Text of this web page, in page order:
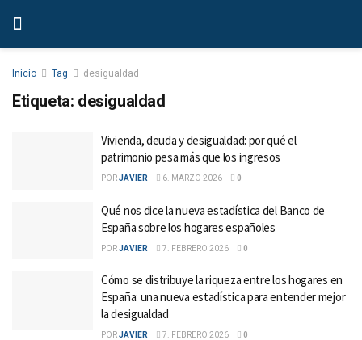
Inicio Tag desigualdad
Etiqueta: desigualdad
Vivienda, deuda y desigualdad: por qué el
patrimonio pesa más que los ingresos
PORJAVIER 6. MARZO 2026 0
Qué nos dice la nueva estadística del Banco de
España sobre los hogares españoles
PORJAVIER 7. FEBRERO 2026 0
Cómo se distribuye la riqueza entre los hogares en
España: una nueva estadística para entender mejor
la desigualdad
PORJAVIER 7. FEBRERO 2026 0